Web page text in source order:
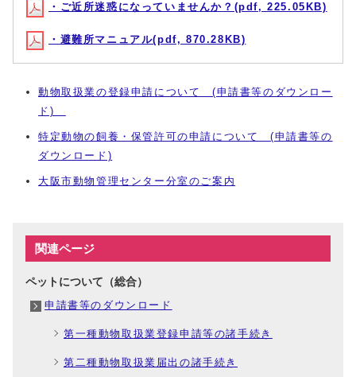
・ご近所迷惑になっていませんか？(pdf, 225.05KB)
・避難所マニュアル(pdf, 870.28KB)
動物取扱業の登録申請について (申請書等のダウンロー
ド)
特定動物の飼養・保管許可の申請について (申請書等の
ダウンロード)
大阪市動物管理センター分室のご案内
関連ページ
ペットについて（総合）
申請書等のダウンロード
第一種動物取扱業登録申請等の諸手続き
第二種動物取扱業届出の諸手続き